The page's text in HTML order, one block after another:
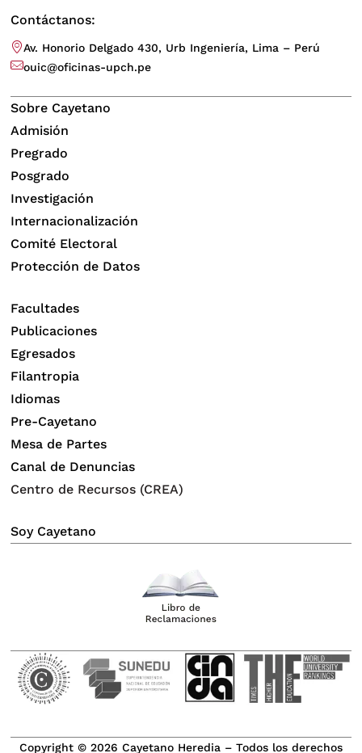
Contáctanos:
Av. Honorio Delgado 430, Urb Ingeniería, Lima – Perú
ouic@oficinas-upch.pe
Sobre Cayetano
Admisión
Pregrado
Posgrado
Investigación
Internacionalización
Comité Electoral
Protección de Datos
Facultades
Publicaciones
Egresados
Filantropia
Idiomas
Pre-Cayetano
Mesa de Partes
Canal de Denuncias
Centro de Recursos (CREA)
Soy Cayetano
Copyright © 2026 Cayetano Heredia – Todos los derechos